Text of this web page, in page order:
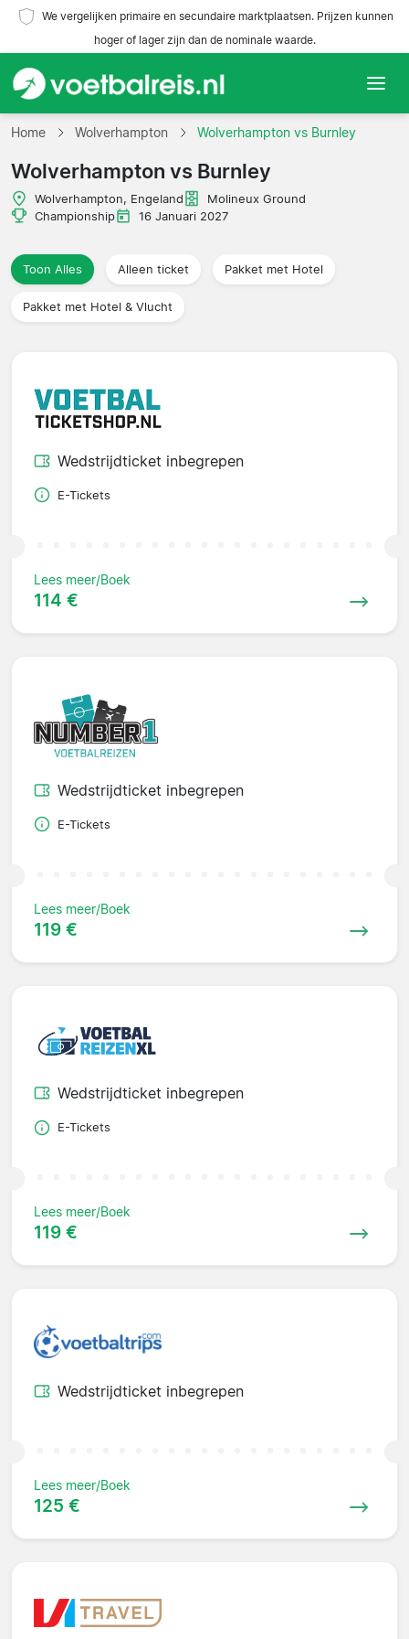
We vergelijken primaire en secundaire marktplaatsen. Prijzen kunnen
hoger of lager zijn dan de nominale waarde.
Home
Teams
Competities
Reisorganisaties
Home Wolverhampton Wolverhampton vs Burnley
Wolverhampton vs Burnley
Wolverhampton, Engeland
Molineux Ground
Championship
16 Januari 2027
Toon Alles Alleen ticket Pakket met Hotel
Pakket met Hotel & Vlucht
Wedstrijdticket inbegrepen
E-Tickets
Lees meer/Boek
114 €
Wedstrijdticket inbegrepen
E-Tickets
Lees meer/Boek
119 €
Wedstrijdticket inbegrepen
E-Tickets
Lees meer/Boek
119 €
Wedstrijdticket inbegrepen
Lees meer/Boek
125 €